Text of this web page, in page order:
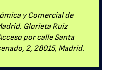
y Comercial de
Glorieta Ruiz
por calle Santa
2, 28015, Madrid.